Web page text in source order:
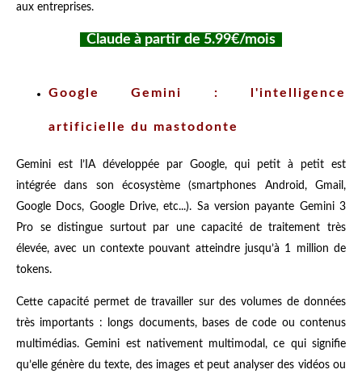
aux entreprises.
Claude à partir de 5.99€/mois
Google Gemini : l'intelligence
artificielle du mastodonte
Gemini est l’IA développée par Google, qui petit à petit est
intégrée dans son écosystème (smartphones Android, Gmail,
Google Docs, Google Drive, etc...). Sa version payante Gemini 3
Pro se distingue surtout par une capacité de traitement très
élevée, avec un contexte pouvant atteindre jusqu’à 1 million de
tokens.
Cette capacité permet de travailler sur des volumes de données
très importants : longs documents, bases de code ou contenus
multimédias. Gemini est nativement multimodal, ce qui signifie
qu’elle génère du texte, des images et peut analyser des vidéos ou